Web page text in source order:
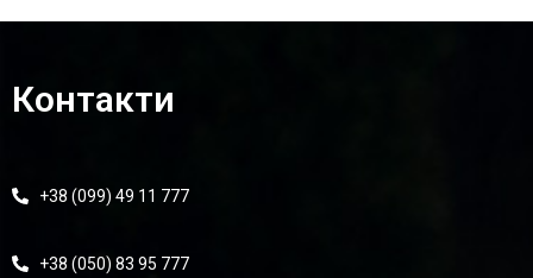
Контакти
+38 (099) 49 11 777
+38 (050) 83 95 777